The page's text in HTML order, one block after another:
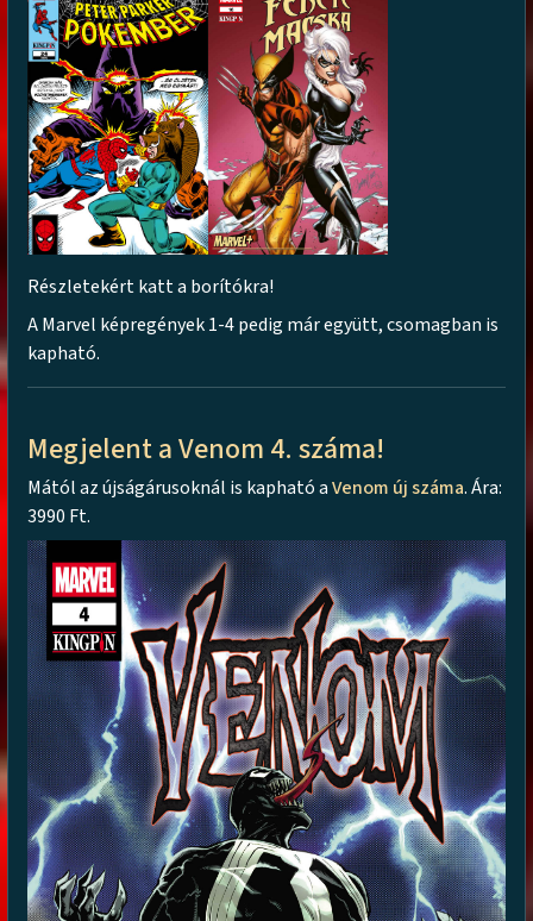
Részletekért katt a borítókra!
A Marvel képregények 1-4 pedig már együtt, csomagban is
kapható.
Megjelent a Venom 4. száma!
Mától az újságárusoknál is kapható aVenom új száma. Ára:
3990 Ft.